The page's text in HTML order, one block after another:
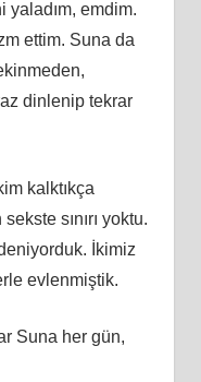
yaladım, emdim.
ettim. Suna da
dinlenip tekrar
kalktıkça
sınırı yoktu.
İkimiz
evlenmiştik.
Suna her gün,